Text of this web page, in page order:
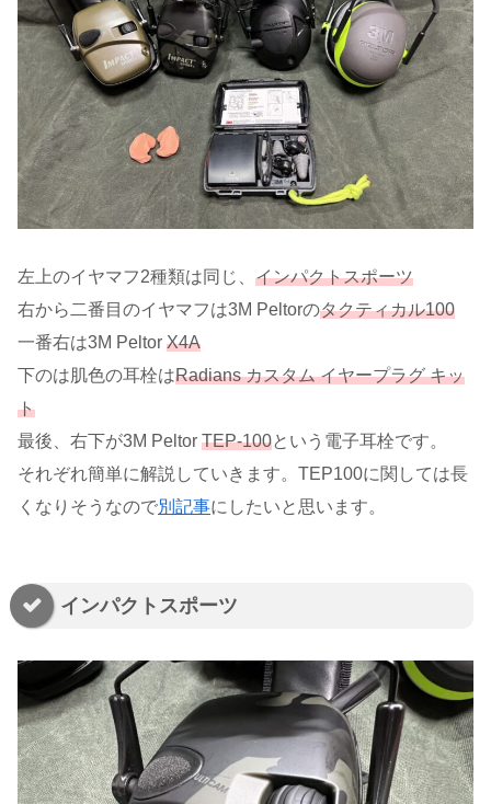
左上のイヤマフ2種類は同じ、 インパクトスポーツ
右から二番目のイヤマフは3M Peltorのタクティカル100
一番右は3M Peltor X4A
下のは肌色の耳栓はRadians カスタム イヤープラグ キッ
ト
最後、右下が3M Peltor TEP-100という電子耳栓です。
それぞれ簡単に解説していきます。TEP100に関しては長
くなりそうなので別記事にしたいと思います。
インパクトスポーツ